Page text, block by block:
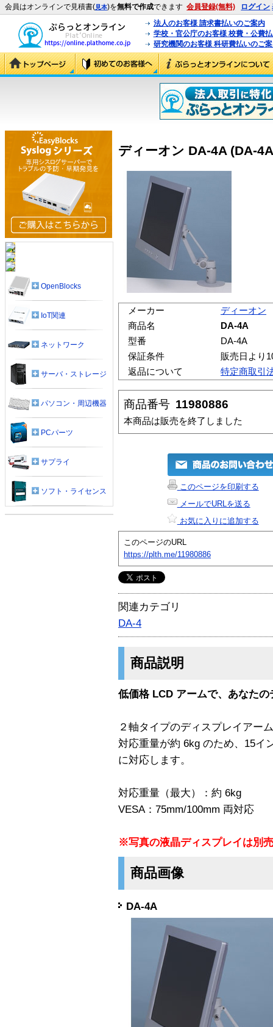
会員はオンラインで見積書(見本)を無料で作成できます 会員登録(無料) ログイン
法人のお客様 請求書払いのご案内
学校・官公庁のお客様 校費・公費
研究機関のお客様 科研費払いのご
ディーオン DA-4A (DA-
メーカー
ディーオン
商品名
DA-4A
型番
DA-4A
保証条件
販売日より
返品について
特定商取引
商品番号 11980886
本商品は販売を終了しました
このページを印刷する
メールでURLを送る
お気に入りに追加する
このページのURL
https://plth.me/11980886
関連カテゴリ
DA-4
商品説明
低価格 LCD アームで、あなた
２軸タイプのディスプレイアーム
対応重量が約 6kg のため、15イ
に対応します。
対応重量（最大）：約 6kg
VESA：75mm/100mm 両対応
※写真の液晶ディスプレイは別
商品画像
DA-4A
OpenBlocks
IoT関連
ネットワーク
サーバ・ストレージ
パソコン・周辺機器
PCパーツ
サプライ
ソフト・ライセンス